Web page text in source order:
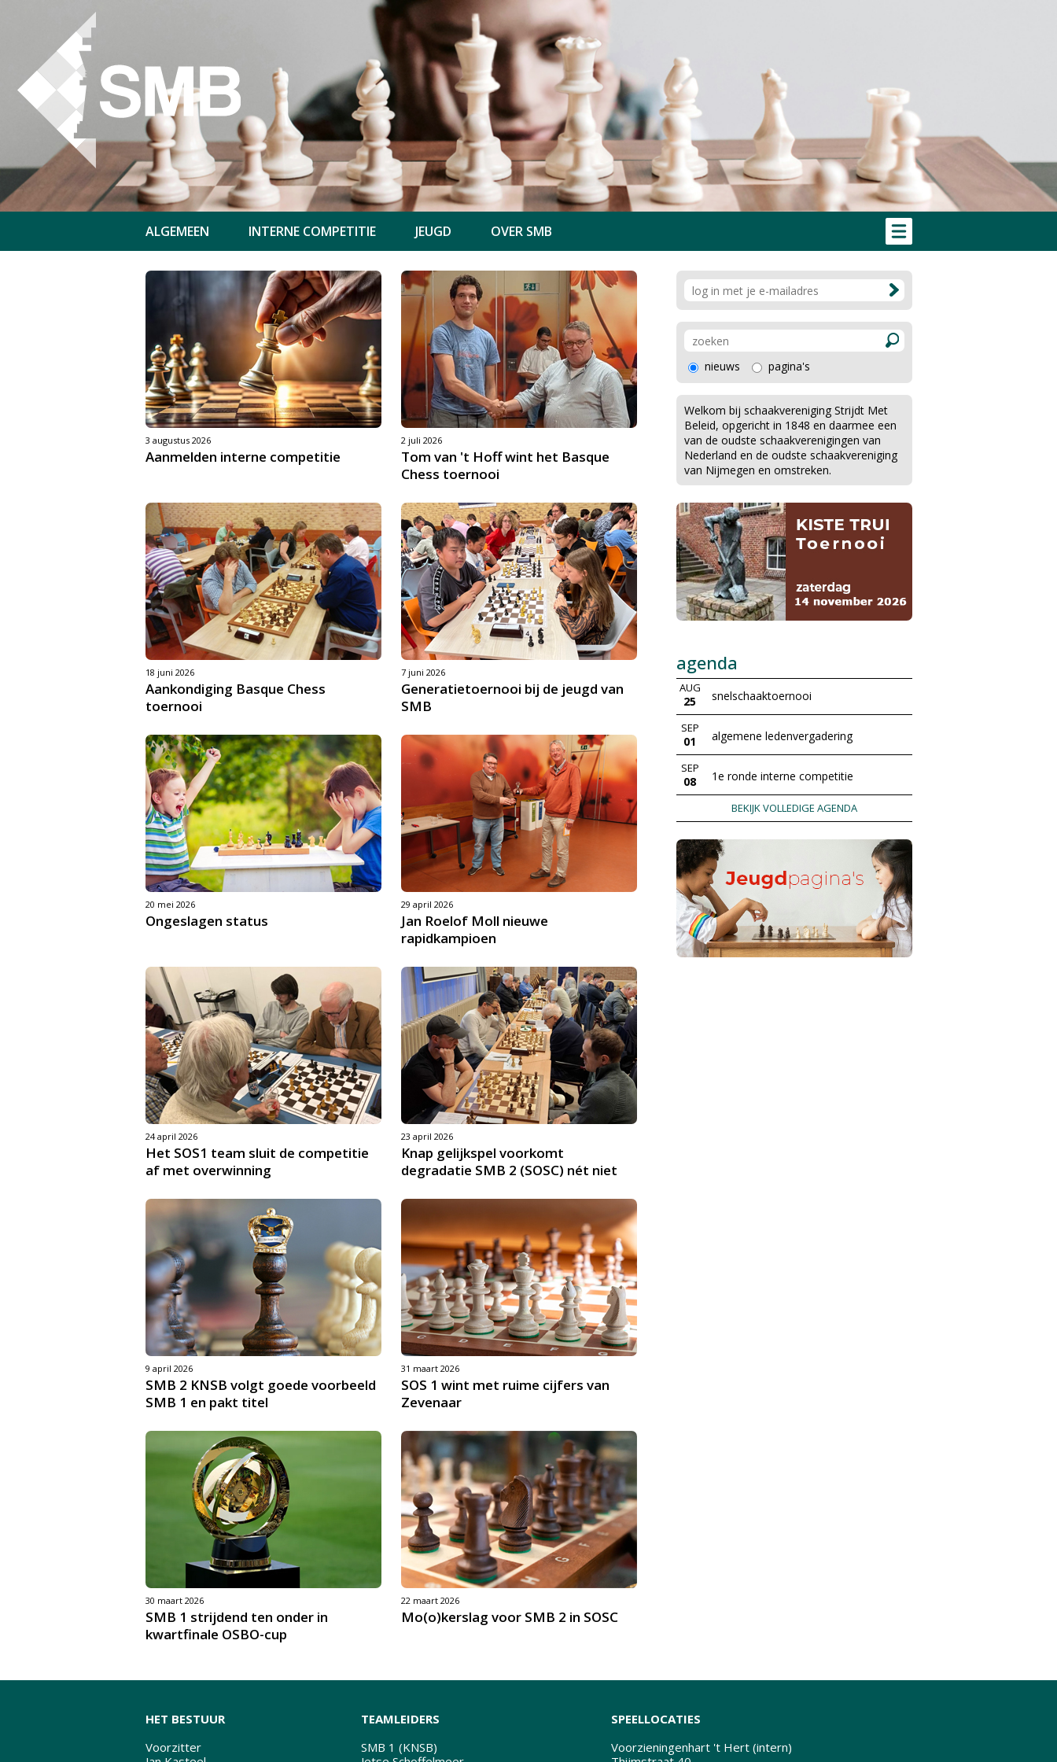
3 augustus 2026
Aanmelden interne competitie
2 juli 2026
Tom van 't Hoff wint het Basque
Chess toernooi
18 juni 2026
Aankondiging Basque Chess
toernooi
7 juni 2026
Generatietoernooi bij de jeugd van
SMB
20 mei 2026
Ongeslagen status
29 april 2026
Jan Roelof Moll nieuwe
rapidkampioen
24 april 2026
Het SOS1 team sluit de competitie
af met overwinning
23 april 2026
Knap gelijkspel voorkomt
degradatie SMB 2 (SOSC) nét niet
9 april 2026
SMB 2 KNSB volgt goede voorbeeld
SMB 1 en pakt titel
31 maart 2026
SOS 1 wint met ruime cijfers van
Zevenaar
30 maart 2026
SMB 1 strijdend ten onder in
kwartfinale OSBO-cup
22 maart 2026
Mo(o)kerslag voor SMB 2 in SOSC
nieuws pagina's
Welkom bij schaakvereniging Strijdt Met
Beleid, opgericht in 1848 en daarmee een
van de oudste schaakverenigingen van
Nederland en de oudste schaakvereniging
van Nijmegen en omstreken.
agenda
AUG
25 snelschaaktoernooi
SEP
01 algemene ledenvergadering
SEP
08 1e ronde interne competitie
BEKIJK VOLLEDIGE AGENDA
HET BESTUUR
Voorzitter
TEAMLEIDERS
SMB 1 (KNSB)
SPEELLOCATIES
Voorzieningenhart 't Hert (intern)
ALGEMEEN INTERNE COMPETITIE JEUGD OVER SMB